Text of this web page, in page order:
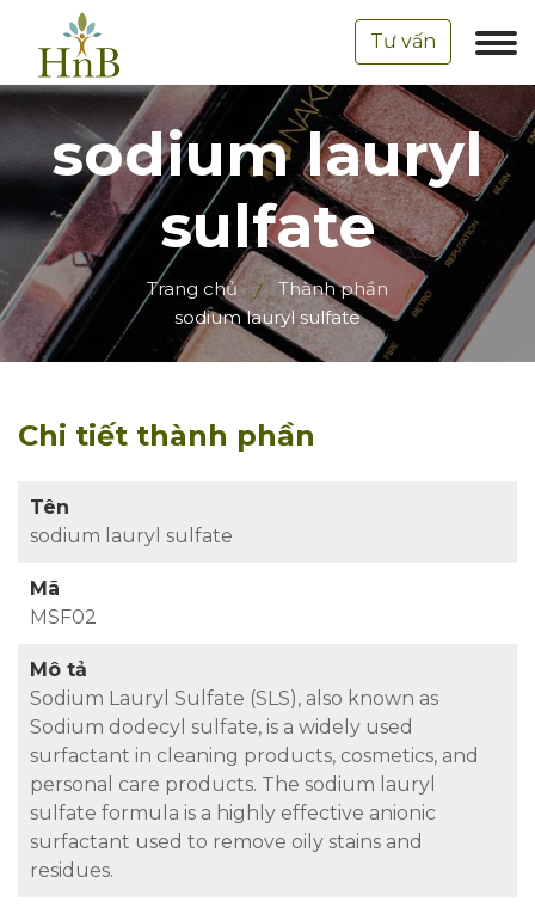
Tư vấn
sodium lauryl
sulfate
Trang chủ
Thành phần
sodium lauryl sulfate
Chi tiết thành phần
Tên
sodium lauryl sulfate
Mã
MSF02
Mô tả
Sodium Lauryl Sulfate (SLS), also known as
Sodium dodecyl sulfate, is a widely used
surfactant in cleaning products, cosmetics, and
personal care products. The sodium lauryl
sulfate formula is a highly effective anionic
surfactant used to remove oily stains and
residues.